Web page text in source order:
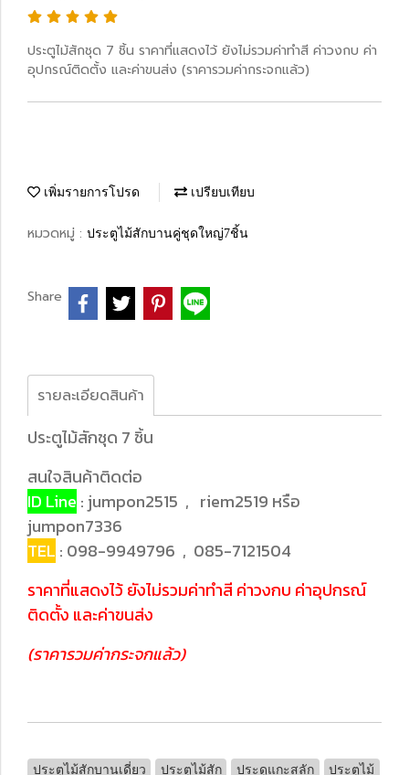
ประตูไม้สักชุด 7 ชิ้น ราคาที่แสดงไว้ ยังไม่รวมค่าทำสี ค่าวงกบ ค่า
อุปกรณ์ติดตั้ง และค่าขนส่ง (ราคารวมค่ากระจกแล้ว)
เพิ่มรายการโปรด เปรียบเทียบ
หมวดหมู่ : ประตูไม้สักบานคู่ชุดใหญ่7ชิ้น
Share
รายละเอียดสินค้า
ประตูไม้สักชุด 7 ชิ้น
สนใจสินค้าติดต่อ
ID Line : jumpon2515 , riem2519 หรือ
jumpon7336
TEL : 098-9949796 , 085-7121504
ราคาที่แสดงไว้ ยังไม่รวมค่าทำสี ค่าวงกบ ค่าอุปกรณ์
ติดตั้ง และค่าขนส่ง
(ราคารวมค่ากระจกแล้ว)
ประตูไม้สักบานเดี่ยว ประตูไม้สัก ประดูแกะสลัก ประตูไม้